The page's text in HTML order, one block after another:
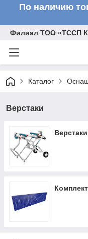
По наличию
Филиал ТОО «ТССП
Каталог
Верстаки
Верстаки